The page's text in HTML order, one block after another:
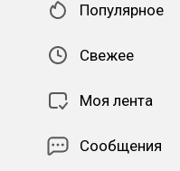
Популярное
Свежее
Моя лента
Сообщения